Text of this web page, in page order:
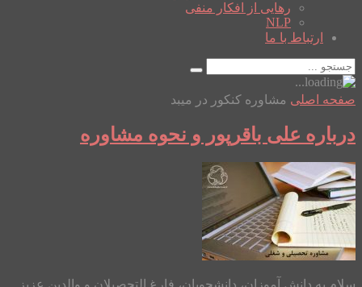
رهایی از افکار منفی
NLP
ارتباط با ما
صفحه اصلی مشاوره کنکور در میبد
درباره علی باقرپور و نحوه مشاوره
سلام به دانش آموزان، دانشجویان، فارغ التحصیلان و والدین عزیز